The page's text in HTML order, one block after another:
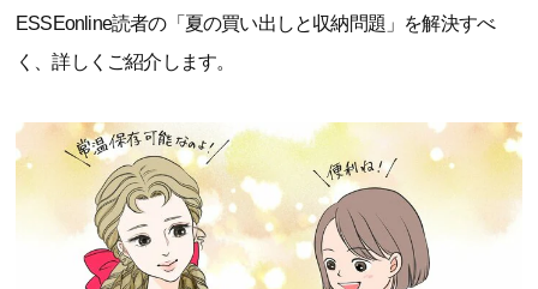
ESSEonline読者の「夏の買い出しと収納問題」を解決すべ
く、詳しくご紹介します。